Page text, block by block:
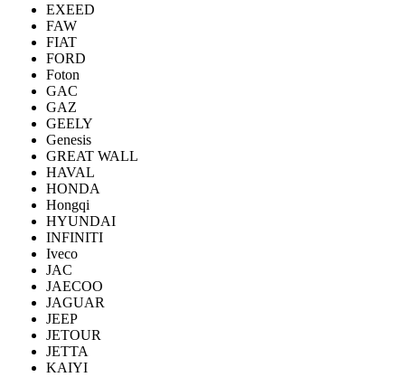
EXEED
FAW
FIAT
FORD
Foton
GAC
GAZ
GEELY
Genesis
GREAT WALL
HAVAL
HONDA
Hongqi
HYUNDAI
INFINITI
Iveco
JAC
JAECOO
JAGUAR
JEEP
JETOUR
JETTA
KAIYI